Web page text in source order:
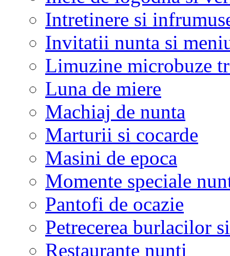
Intretinere si
Invitatii nunta si
Limuzine microbuze
Luna de miere
Machiaj de nunta
Marturii si cocarde
Masini de epoca
Momente speciale
Pantofi de ocazie
Petrecerea burlacilor
Restaurante nunti